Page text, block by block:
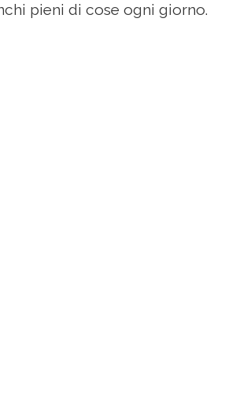
pieni di cose ogni giorno.